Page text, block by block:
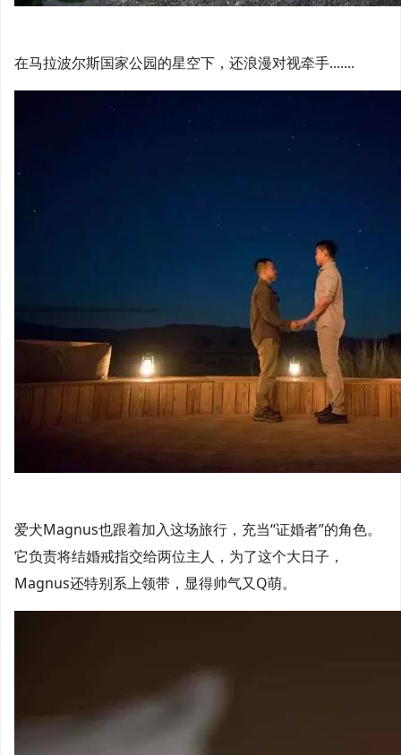
在马拉波尔斯国家公园的星空下，还浪漫对视牵手.......
爱犬Magnus也跟着加入这场旅行，充当“证婚者”的角色。
它负责将结婚戒指交给两位主人，为了这个大日子，
Magnus还特别系上领带，显得帅气又Q萌。